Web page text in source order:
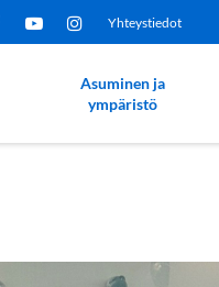
Yhteystiedot
Asuminen ja
ympäristö